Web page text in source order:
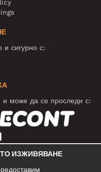
и сигурно с:
и може да се проследи с:
ИЗЖИВЯВАНЕ